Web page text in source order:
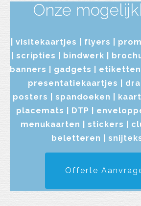
Onze
| visitekaartjes | flyers |
| scripties | bindwerk |
banners | gadgets |
presentatiekaartjes |
posters | spandoeken |
placemats | DTP |
menukaarten | stickers |
beletteren |
Offerte